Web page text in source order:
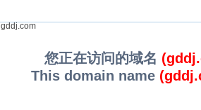
gddj.com
您正在访问的域名
This domain name